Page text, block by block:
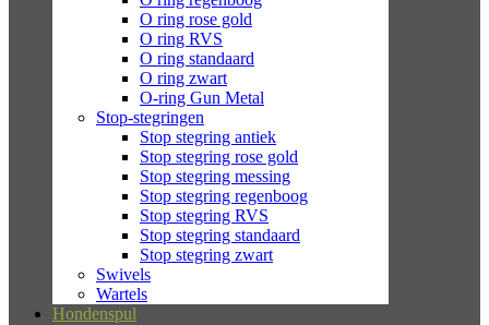
O ring rose gold
O ring RVS
O ring standaard
O ring zwart
O-ring Gun Metal
Stop-stegringen
Stop stegring antiek
Stop stegring rose gold
Stop stegring messing
Stop stegring regenboog
Stop stegring RVS
Stop stegring standaard
Stop stegring zwart
Swivels
Wartels
Hondenspul